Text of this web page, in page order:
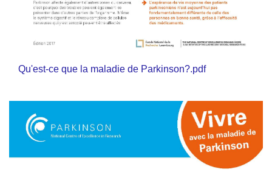
Qu'est-ce que la maladie de Parkinson?.pdf